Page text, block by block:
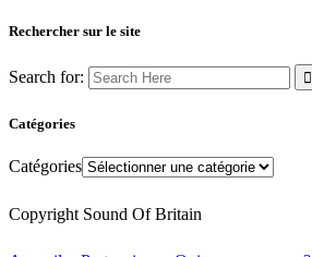
Rechercher sur le site
Search for:
Catégories
Catégories
Copyright Sound Of Britain